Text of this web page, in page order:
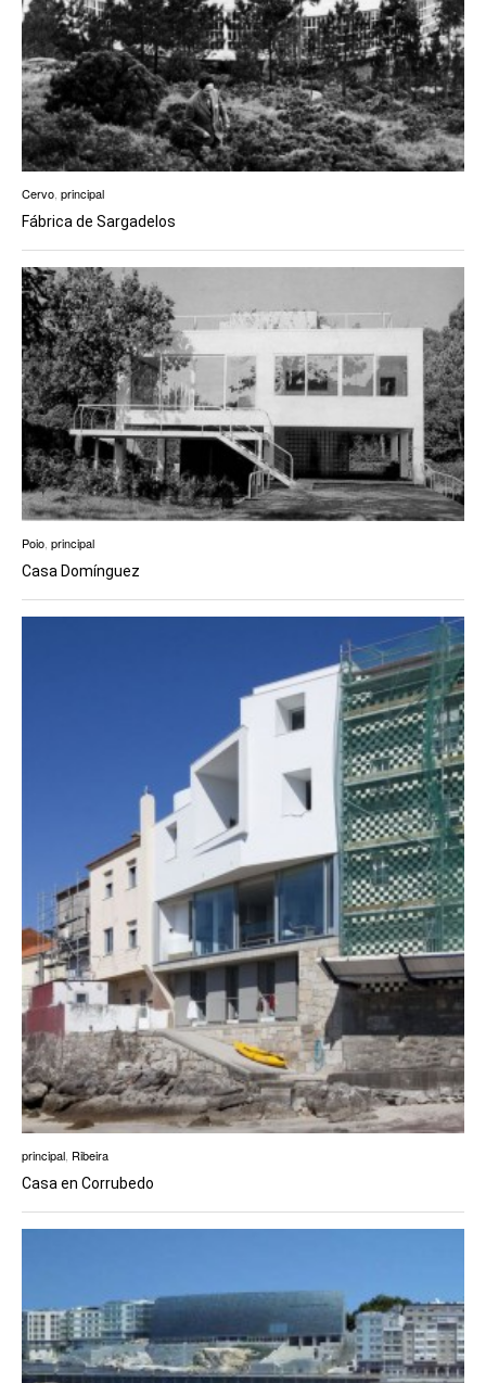
Cervo principal
Fábrica de Sargadelos
Poio principal
Casa Domínguez
principal Ribeira
Casa en Corrubedo